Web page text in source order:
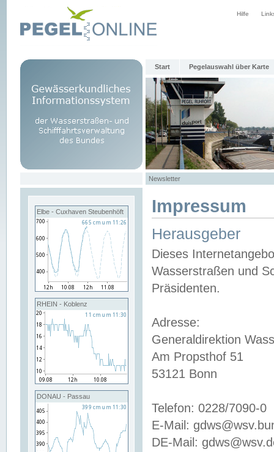
Hilfe
Start Pegelauswahl über Karte
Newsletter
Elbe - Cuxhaven Steubenhöft
RHEIN - Koblenz
DONAU - Passau
Impressum
Herausgeber
Dieses
Wasserstraßen und
Präsidenten.
Adresse:
Generaldirektion
Am Propsthof 51
53121 Bonn
Telefon: 0228/7090-0
E-Mail:
DE-Mail: